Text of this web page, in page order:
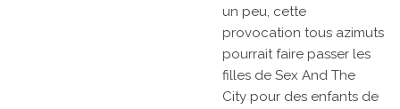
un peu, cette
provocation tous azimuts
pourrait faire passer les
filles de Sex And The
City pour des enfants de